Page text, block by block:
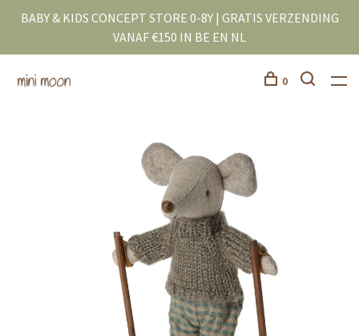
BABY & KIDS CONCEPT STORE 0-8Y | GRATIS VERZENDING
VANAF €150 IN BE EN NL
0